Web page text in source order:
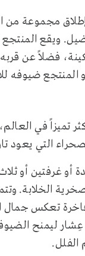
مجموعة من
ويقع
فضلاً عن
ضيوفه
تميزاً في
التي يعود
غرفتين أو
الخلابة.
تعكس جمال
عِشار ليمنح